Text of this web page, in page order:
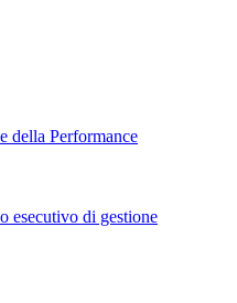
della Performance
esecutivo di gestione